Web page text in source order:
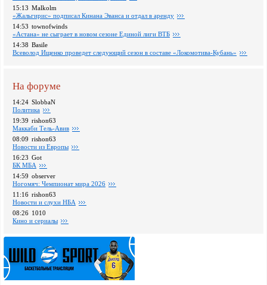
15:13 Malkolm
«Жальгирис» подписал Кинана Эванса и отдал в аренду
14:53 townofwinds
«Астана» не сыграет в новом сезоне Единой лиги ВТБ
14:38 Basile
Всеволод Ищенко проведет следующий сезон в составе «Локомотива-Кубань»
На форуме
14:24 SlobbaN
Политика
19:39 rishon63
Маккаби Тель-Авив
08:09 rishon63
Новости из Европы
16:23 Got
БК МБА
14:59 observer
Ногомяч: Чемпионат мира 2026
11:16 rishon63
Новости и слухи НБА
08:26 1010
Кино и сериалы